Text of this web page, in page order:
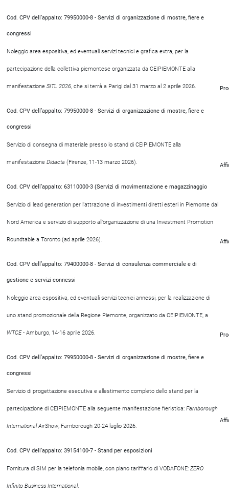
Cod. CPV dell’appalto: 79950000-8 - Servizi di organizzazione di mostre, fiere e
congressi
Noleggio area espositiva, ed eventuali servizi tecnici e grafica extra, per la
partecipazione della collettiva piemontese organizzata da CEIPIEMONTE alla
manifestazione SITL 2026, che si terrà a Parigi dal 31 marzo al 2 aprile 2026.
Cod. CPV dell’appalto: 79950000-8 - Servizi di organizzazione di mostre, fiere e
congressi
Servizio di consegna di materiale presso lo stand di CEIPIEMONTE alla
manifestazione Didacta (Firenze, 11-13 marzo 2026).
Cod. CPV dell’appalto: 63110000-3 (Servizi di movimentazione e magazzinaggio
Servizio di lead generation per l’attrazione di investimenti diretti esteri in Piemonte dal
Nord America e servizio di supporto all’organizzazione di una Investment Promotion
Roundtable a Toronto (ad aprile 2026).
Cod. CPV dell’appalto: 79400000-8 - Servizi di consulenza commerciale e di
gestione e servizi connessi
Noleggio area espositiva, ed eventuali servizi tecnici annessi, per la realizzazione di
uno stand promozionale della Regione Piemonte, organizzato da CEIPIEMONTE, a
WTCE- Amburgo, 14-16 aprile 2026.
Cod. CPV dell’appalto: 79950000-8 - Servizi di organizzazione di mostre, fiere e
congressi
Servizio di progettazione esecutiva e allestimento completo dello stand per la
partecipazione di CEIPIEMONTE alla seguente manifestazione fieristica: Farnborough
International AirShow, Farnborough 20-24 luglio 2026.
Cod. CPV dell’appalto: 39154100-7 - Stand per esposizioni
Fornitura di SIM per la telefonia mobile, con piano tariffario di VODAFONE: ZERO
Infinito Business International.